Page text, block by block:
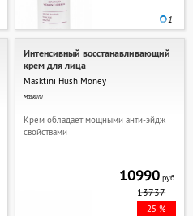
1
Интенсивный восстанавливающий
крем для лица
Masktini Hush Money
Masktini
Крем обладает мощными анти-эйдж
свойствами
10990руб.
13737
25 %